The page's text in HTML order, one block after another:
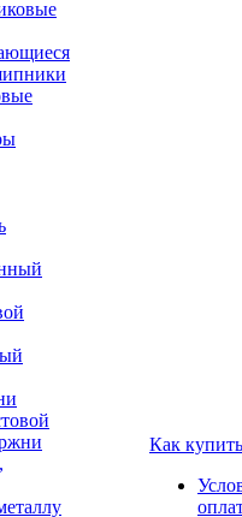
Как купить